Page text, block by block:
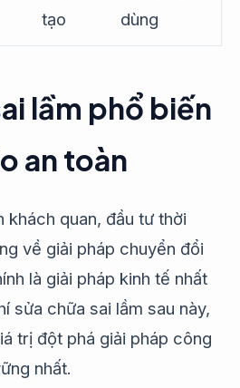
tạo
dùng
lầm phổ biến
an toàn
khách quan, đầu tư thời
về giải pháp chuyển đổi
là giải pháp kinh tế nhất
sửa chữa sai lầm sau này,
trị đột phá giải pháp công
nhất.